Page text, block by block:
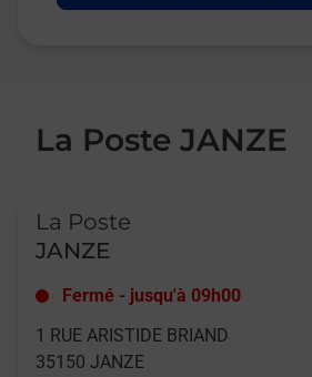
La Poste JANZE
La Poste
JANZE
Fermé - jusqu'à 09h00
1 RUE ARISTIDE BRIAND
35150 JANZE